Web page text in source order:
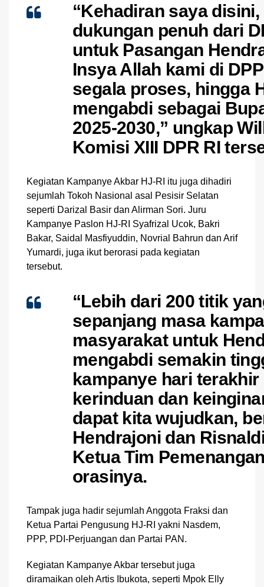
“Kehadiran saya
dukungan penuh dari
untuk Pasangan
Insya Allah kami di
segala proses, hingga
mengabdi sebagai
2025-2030,” ungkap
Komisi XIII DPR RI
Kegiatan Kampanye Akbar HJ-RI itu juga dihadiri
sejumlah Tokoh Nasional asal Pesisir Selatan
seperti Darizal Basir dan Alirman Sori. Juru
Kampanye Paslon HJ-RI Syafrizal Ucok, Bakri
Bakar, Saidal Masfiyuddin, Novrial Bahrun dan Arif
Yumardi, juga ikut berorasi pada kegiatan
tersebut.
“Lebih dari 200 titik
sepanjang masa
masyarakat untuk
mengabdi semakin
kampanye hari
kerinduan dan
dapat kita wujudkan,
Hendrajoni dan
Ketua Tim
orasinya.
Tampak juga hadir sejumlah Anggota Fraksi dan
Ketua Partai Pengusung HJ-RI yakni Nasdem,
PPP, PDI-Perjuangan dan Partai PAN.
Kegiatan Kampanye Akbar tersebut juga
diramaikan oleh Artis Ibukota, seperti Mpok Elly